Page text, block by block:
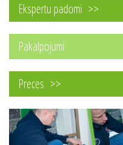
Ekspertu padomi
Pakalpojumi
Preces